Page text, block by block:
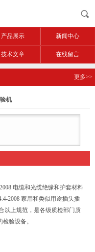
产品展示 新闻中心
技术文章 在线留言
更多>>
机
电缆和光缆绝缘和护套材料
2008 家用和类似用途插头插
以上规范，是各级质检部门质
验设备。